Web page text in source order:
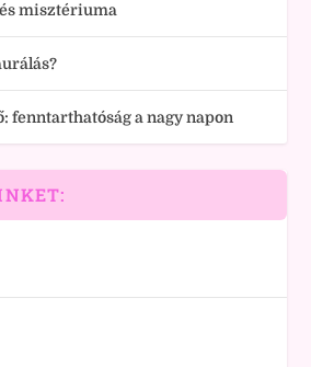
misztériuma
fenntarthatóság a nagy napon